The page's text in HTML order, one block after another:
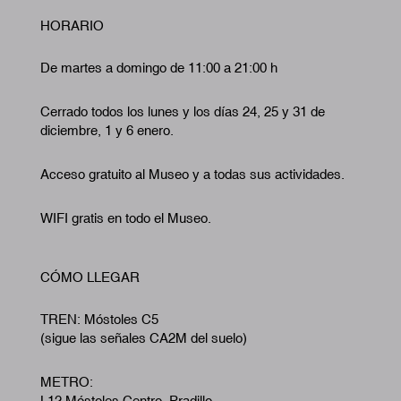
HORARIO
De martes a domingo de 11:00 a 21:00 h
Cerrado todos los lunes y los días 24, 25 y 31 de
diciembre, 1 y 6 enero.
Acceso gratuito al Museo y a todas sus actividades.
WIFI gratis en todo el Museo.
CÓMO LLEGAR
TREN: Móstoles C5
(sigue las señales CA2M del suelo)
METRO: